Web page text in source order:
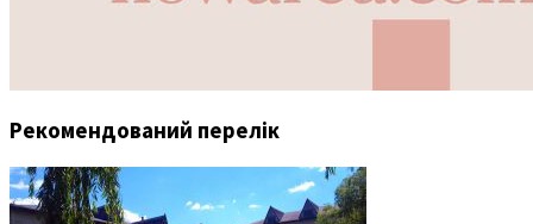
Рекомендований перелік